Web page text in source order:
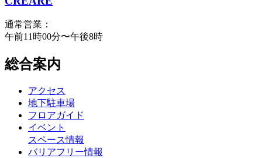
通常営業：
午前11時00分〜午後8時
総合案内
アクセス
地下駐車場
フロアガイド
イベント
スペース情報
バリアフリー情報